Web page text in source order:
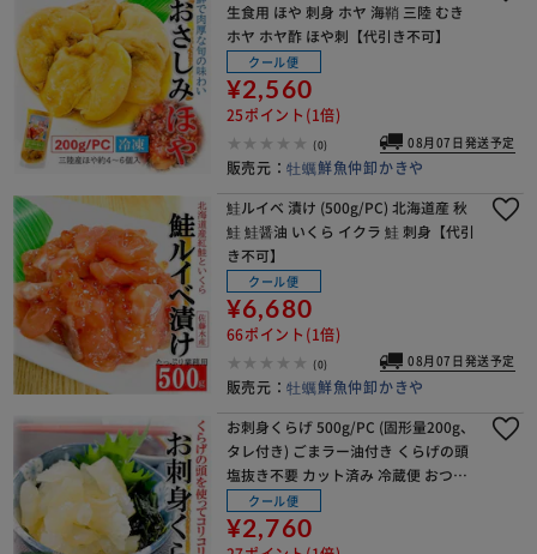
生食用 ほや 刺身 ホヤ 海鞘 三陸 むき
ホヤ ホヤ酢 ほや刺【代引き不可】
クール便
¥2,560
25ポイント(1倍)
(0) 08月07日発送予定
販売元：牡蠣鮮魚仲卸かきや
鮭ルイベ 漬け (500g/PC) 北海道産 秋
鮭 鮭醤油 いくら イクラ 鮭 刺身【代引
き不可】
クール便
¥6,680
66ポイント(1倍)
(0) 08月07日発送予定
販売元：牡蠣鮮魚仲卸かきや
お刺身くらげ 500g/PC (固形量200g、
タレ付き) ごまラー油付き くらげの頭
塩抜き不要 カット済み 冷蔵便 おつま
み ヘルシー クラゲ 海藻 サラダ 和え物
前菜 刺身 コリコリ
クール便
¥2,760